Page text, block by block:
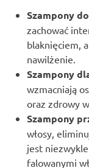
Szampony
zachować
blaknięciem,
nawilżenie.
Szampony
wzmacniają
oraz zdrowy
Szampony
włosy,
jest
falowanymi